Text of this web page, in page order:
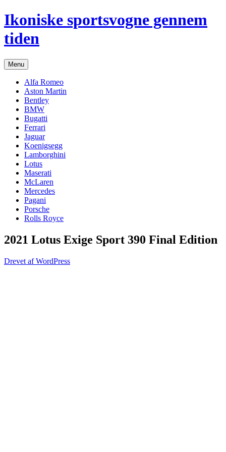
Hop
til
indhold
Ikoniske sportsvogne gennem
tiden
Menu
Alfa Romeo
Aston Martin
Bentley
BMW
Bugatti
Ferrari
Jaguar
Koenigsegg
Lamborghini
Lotus
Maserati
McLaren
Mercedes
Pagani
Porsche
Rolls Royce
2021 Lotus Exige Sport 390 Final Edition
Drevet af WordPress